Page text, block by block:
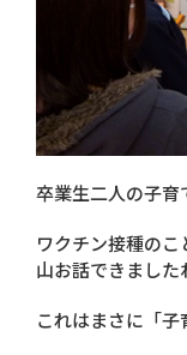
卒業生二人の子育
ワクチン接種の
山お話できました
これはまさに「子